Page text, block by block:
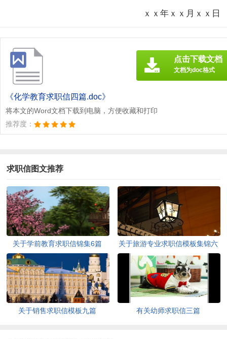
ｘｘ年ｘｘ月ｘｘ日
《化学教育求职信四篇.doc》
将本文的Word文档下载到电脑，方便收藏和打印
推荐度：
点击下载文档
文档为doc格式
求职信图文推荐
关于学前教育求职信锦集6篇
关于旅游专业求职信模板集锦六
篇
关于销售求职信模板九篇 有关幼师求职信三篇